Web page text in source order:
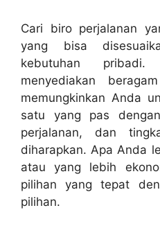
Cari biro perjalanan
yang bisa
kebutuhan
menyediakan
memungkinkan Anda
satu yang pas
perjalanan, dan
diharapkan. Apa Anda
atau yang lebih
pilihan yang tepat
pilihan.